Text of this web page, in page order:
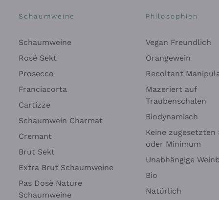
Schaumweine
Schaumweine
Rosé Sekt
Prosecco
Franciacorta
Cartizze
Schaumwein Charmat
Cremant
Brut Sekt
Extra Brut Schaumweine
Pas Dosè Nature
Schaumweine
Philosophien
Vegan Freundlich
Orangewein
Recoltant
Mazeriert auf
Traubenschalen
Biodynamisch
Keine
oder Minimum
Unabhängige
Bio
Natürlich